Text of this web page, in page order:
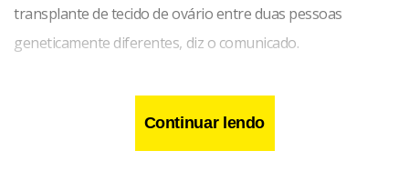
transplante de tecido de ovário entre duas pessoas
geneticamente diferentes, diz o comunicado.
O professor Donnez conseguiu outro feito em 2004,
quando uma mulher que teve câncer pôde dar à luz após
Continuar lendo